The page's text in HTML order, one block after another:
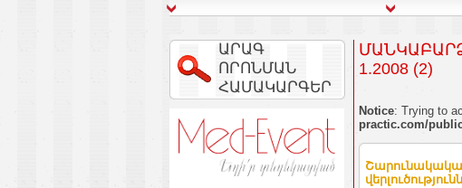
ԱՐԱԳ
ՈՐՈՆՄԱՆ
ՀԱՄԱԿԱՐԳԵՐ
.2008 (2)
Notice: Trying to
practic.com/